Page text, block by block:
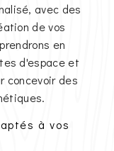
avec des
de vos
en
d'espace et
concevoir des
à vos